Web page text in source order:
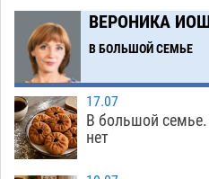
09:00
Лидеры чеченской
осудили выходку
Никольской
18:00
Завтра астраханцы
экстремальной
17:09 Астраханский
ВЕРОНИКА
В БОЛЬШОЙ СЕМЬЕ
17.07
В большой
нет